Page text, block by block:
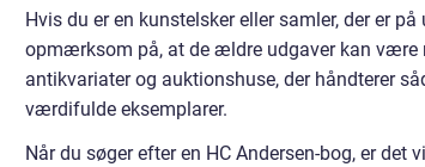
Hvis du er en kunstelsker eller samler, der er
opmærksom på, at de ældre udgaver kan være
antikvariater og auktionshuse, der håndterer
værdifulde eksemplarer.
Når du søger efter en HC Andersen-bog, er